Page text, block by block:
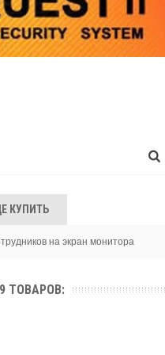
КУПИТЬ
на экран монитора
ТОВАРОВ: